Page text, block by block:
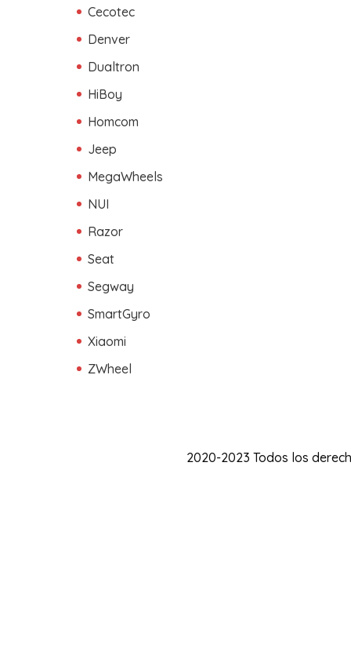
Cecotec
Denver
Dualtron
HiBoy
Homcom
Jeep
MegaWheels
NUI
Razor
Seat
Segway
SmartGyro
Xiaomi
ZWheel
2020-2023 Todos los